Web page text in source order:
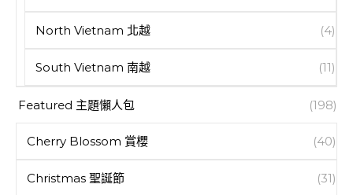
North Vietnam 北越 (4)
South Vietnam 南越 (11)
Featured 主題懶人包 (198)
Cherry Blossom 賞櫻 (40)
Christmas 聖誕節 (31)